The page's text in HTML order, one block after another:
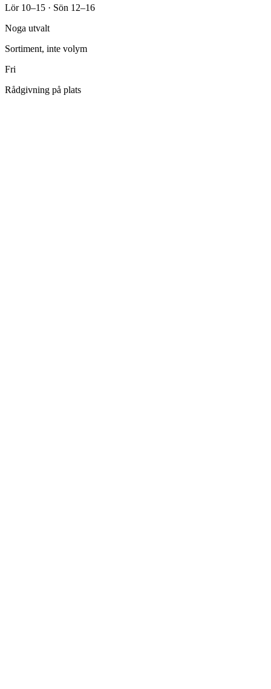
Lör 10–15 · Sön 12–16
Noga utvalt
Sortiment, inte volym
Fri
Rådgivning på plats